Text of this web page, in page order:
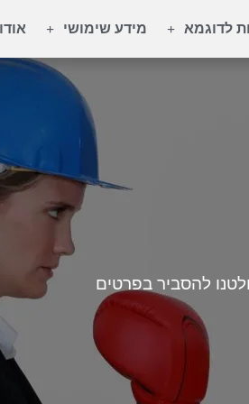
לדוגמא מידע שימושי
להסביר בפרטים